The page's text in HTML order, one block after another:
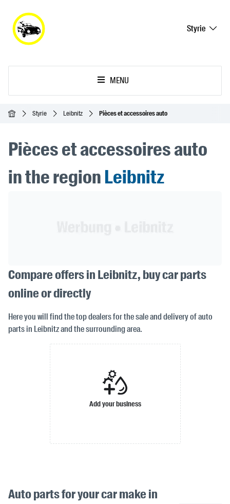
Styrie
MENU
AccueilStyrie Leibnitz Pièces et accessoires auto
Pièces et accessoires auto
in the regionLeibnitz
Compare offers in Leibnitz, buy car parts
online or directly
Here you will find the top dealers for the sale and delivery of auto
parts in Leibnitz and the surrounding area.
Add your business
Auto parts for your car make in